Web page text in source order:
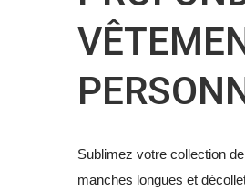
Sublimez votre collection
manches longues et